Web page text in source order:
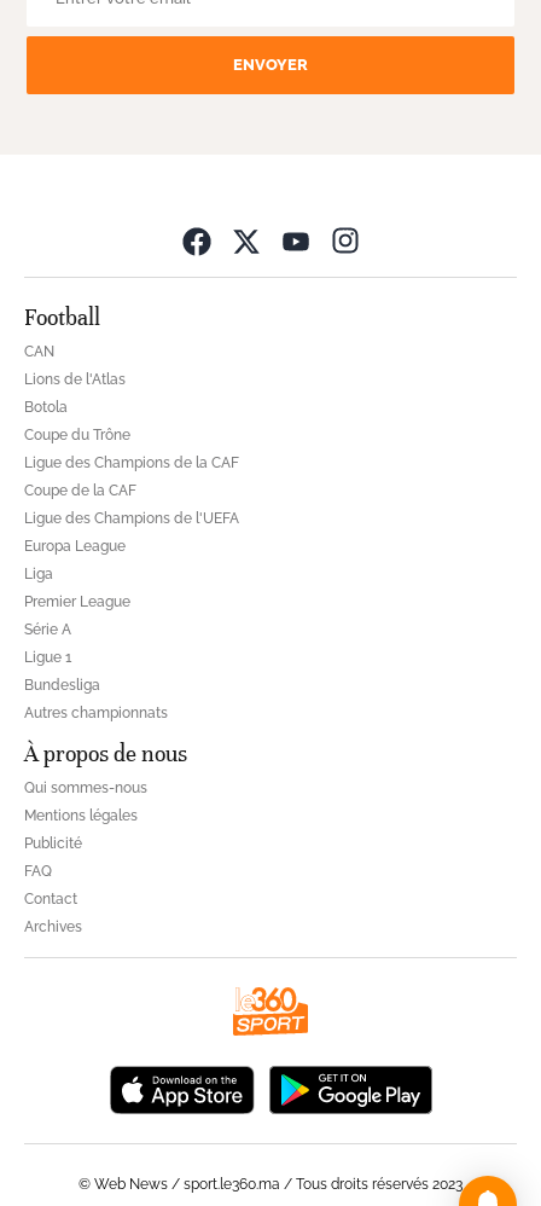
ENVOYER
Football
CAN
Lions de l'Atlas
Botola
Coupe du Trône
Ligue des Champions de la CAF
Coupe de la CAF
Ligue des Champions de l'UEFA
Europa League
Liga
Premier League
Série A
Ligue 1
Bundesliga
Autres championnats
À propos de nous
Qui sommes-nous
Mentions légales
Publicité
FAQ
Contact
Archives
© Web News / sport.le360.ma / Tous droits réservés 2023